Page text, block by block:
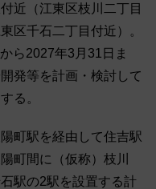
近（江東区枝川二丁目
区千石二丁目付近）。
ら2027年3月31日ま
発等を計画・検討して
る。
町駅を経由して住吉駅
町間に（仮称）枝川
駅の2駅を設置する計